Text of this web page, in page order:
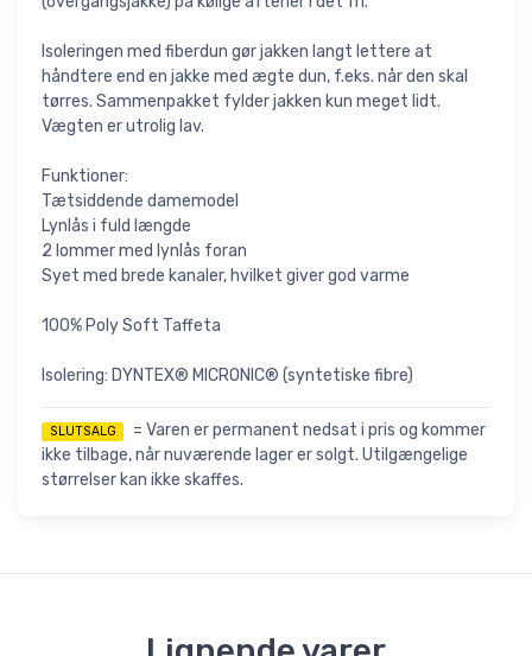
Isoleringen med fiberdun gør jakken langt lettere at
håndtere end en jakke med ægte dun, f.eks. når den skal
tørres. Sammenpakket fylder jakken kun meget lidt.
Vægten er utrolig lav.
Funktioner:
Tætsiddende damemodel
Lynlås i fuld længde
2 lommer med lynlås foran
Syet med brede kanaler, hvilket giver god varme
100% Poly Soft Taffeta
Isolering: DYNTEX® MICRONIC® (syntetiske fibre)
SLUTSALG
= Varen er permanent nedsat i pris og kommer
ikke tilbage, når nuværende lager er solgt. Utilgængelige
størrelser kan ikke skaffes.